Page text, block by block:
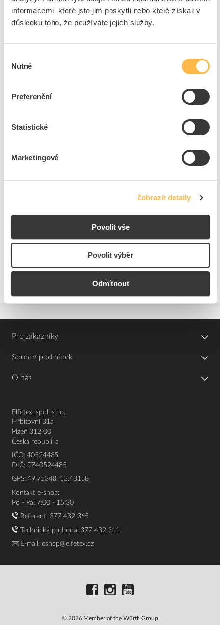
informacemi, které jste jim poskytli nebo které získali v
důsledku toho, že používáte jejich služby.
souhlasu
Nutné
Preferenční
Statistické
Marketingové
Zobrazit detaily
Povolit vše
Povolit výběr
Odmítnout
ks do košíku
Přidat k porovnání
PROTEC Nůž PAKM ulamovací čepel 22mm
Cena s DPH 359,60 Kč/ks
5 ks
8dní 143 ks
Zobrazit
Pro zákazníky
Souhrn podmínek
O nás
Elfetex, spol. s r.o.
Hřbitovní 31a
Plzeň 312 00
Česká republika
IČO: 40524485
DIČ: CZ40524485
GPS: 49.75348, 13.43168
Kontakt e-shop:
Po - Pá: 7:00 - 15:30
Referent: 377 432 365
Technická podpora: 377 432 311
E-mail: eshop@elfetex.cz
© 2026 Member of the Würth Group